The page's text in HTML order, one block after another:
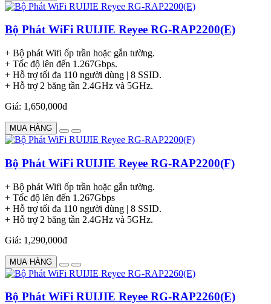
Bộ Phát WiFi RUIJIE Reyee RG-RAP2200(E)
+ Bộ phát Wifi ốp trần hoặc gắn tường.
+ Tốc độ lên đến 1.267Gbps.
+ Hỗ trợ tối đa 110 người dùng | 8 SSID.
+ Hỗ trợ 2 băng tần 2.4GHz và 5GHz.
Giá: 1,650,000đ
MUA HÀNG
Bộ Phát WiFi RUIJIE Reyee RG-RAP2200(F)
+ Bộ phát Wifi ốp trần hoặc gắn tường.
+ Tốc độ lên đến 1.267Gbps
+ Hỗ trợ tối đa 110 người dùng | 8 SSID.
+ Hỗ trợ 2 băng tần 2.4GHz và 5GHz.
Giá: 1,290,000đ
MUA HÀNG
Bộ Phát WiFi RUIJIE Reyee RG-RAP2260(E)